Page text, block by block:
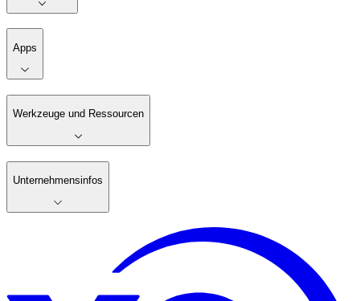
Apps
Werkzeuge und Ressourcen
Unternehmensinfos